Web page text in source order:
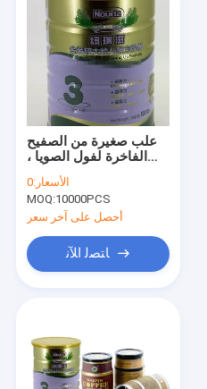
علب صغيرة من الصفيح
الفاخرة لفول الصويا ،
حاويات الصفيح الغذائية
الأسعار:0
MOQ:10000PCS
أحصل على آخر سعر
ﺎﺘﺼﻟ ﺍﻶﻧ